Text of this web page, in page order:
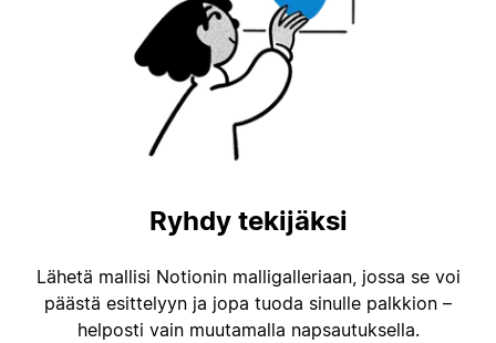
Ryhdy tekijäksi
Lähetä mallisi Notionin malligalleriaan, jossa se voi
päästä esittelyyn ja jopa tuoda sinulle palkkion –
helposti vain muutamalla napsautuksella.